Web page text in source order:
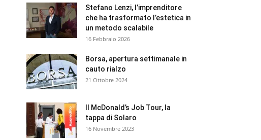
Stefano Lenzi, l’imprenditore
che ha trasformato l’estetica in
un metodo scalabile
16 Febbraio 2026
Borsa, apertura settimanale in
cauto rialzo
21 Ottobre 2024
Il McDonald’s Job Tour, la
tappa di Solaro
16 Novembre 2023